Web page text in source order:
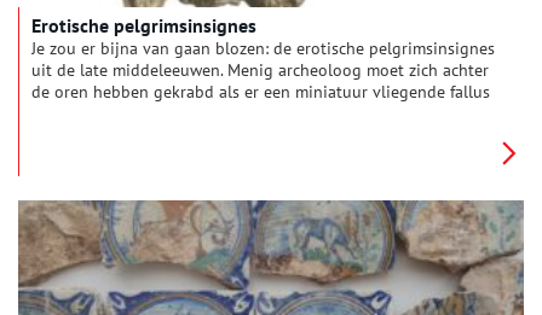
Erotische pelgrimsinsignes
Je zou er bijna van gaan blozen: de erotische pelgrimsinsignes
uit de late middeleeuwen. Menig archeoloog moet zich achter
de oren hebben gekrabd als er een miniatuur vliegende fallus
gemaakt?